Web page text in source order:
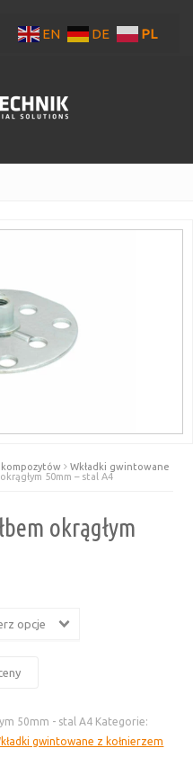
kompozytów
Wkładki gwintowane
50mm – stal A4
okrągłym
opcje
50mm - stal A4 Kategorie:
gwintowane z kołnierzem
EN DE PL